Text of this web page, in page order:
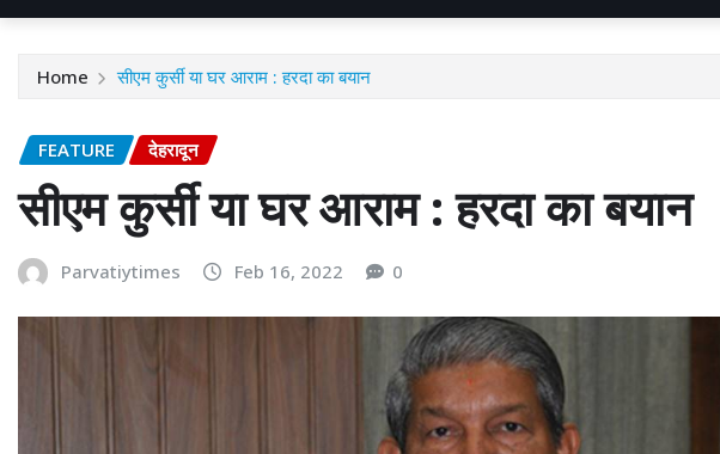
Home सीएम कुर्सी या घर आराम : हरदा का बयान
FEATURE देहरादून
सीएम कुर्सी या घर आराम : हरदा का बयान
Parvatiytimes Feb 16, 2022 0